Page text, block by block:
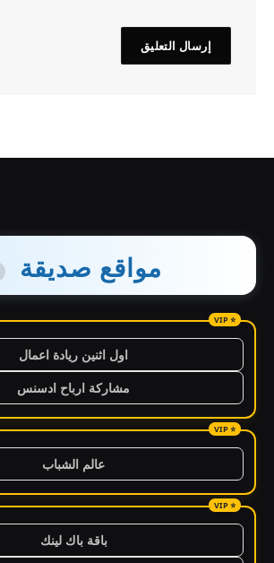
مواقع صديقة
اول اثنين ريادة اعمال
مشاركة ارباح ادسنس
عالم الشباب
باقة باك لينك